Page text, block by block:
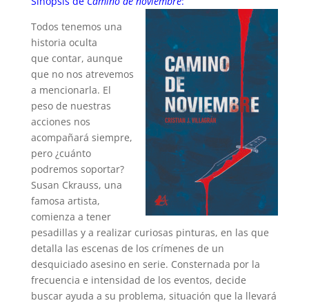
Todos tenemos una
historia oculta
que contar, aunque
que no nos atrevemos
a mencionarla. El
peso de nuestras
acciones nos
acompañará siempre,
pero ¿cuánto
podremos soportar?
Susan Ckrauss, una
famosa artista,
comienza a tener
pesadillas y a realizar curiosas pinturas, en las que
detalla las escenas de los crímenes de un
desquiciado asesino en serie. Consternada por la
frecuencia e intensidad de los eventos, decide
buscar ayuda a su problema, situación que la llevará